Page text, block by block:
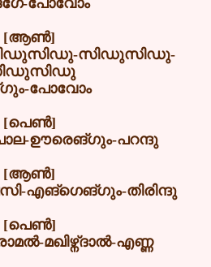
പോവോം
[ആൺ]
സിഡുസിഡു-
പോവോം
[പെൺ]
ഊരെങ്ഗും-പറന്ദു
[ആൺ]
എങ്ഗെങ്ഗും-തിരിന്ദു
[പെൺ]
മഖിഴ്ന്ദാൽ-എണ്ണ